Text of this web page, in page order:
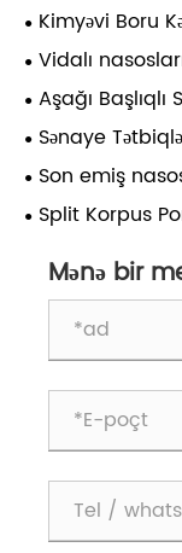
Kimyəvi Boru
Performans
Vidalı
Aşağı Başlıqlı
Sənaye
Üstünlükləri,
Son emiş
üçün uyğundur?
Split Korpus
Mənə bir